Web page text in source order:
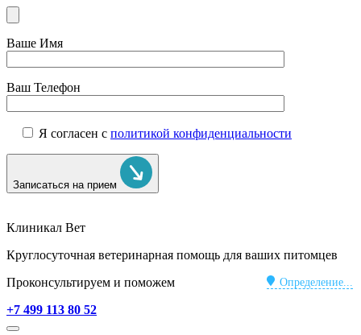
Ваше Имя
Ваш Телефон
Я согласен с политикой конфиденциальности
Записаться на прием
Клиникал Вет
Круглосуточная ветеринарная помощь для ваших питомцев
Определение...
Проконсультируем и поможем
+7 499 113 80 52